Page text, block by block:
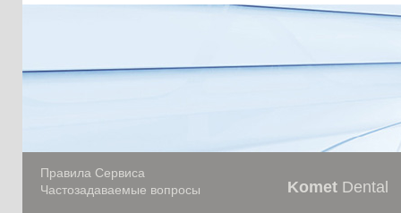
Правила Сервиса
Частозадаваемые вопросы
Komet Dental